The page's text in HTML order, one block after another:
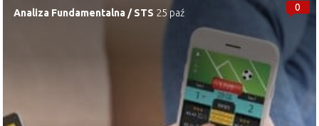
0
Analiza Fundamentalna /STS 25 paź